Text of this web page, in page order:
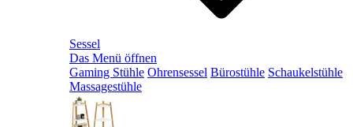
Sessel
Das Menü öffnen
Gaming Stühle Ohrensessel Bürostühle Schaukelstühle
Massagestühle